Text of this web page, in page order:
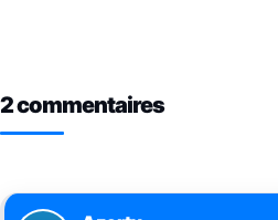
2 commentaires